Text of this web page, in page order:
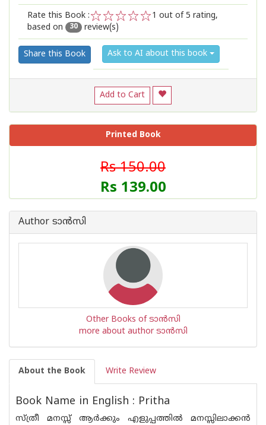
Rate this Book :
3
2
1
1 out of 5 rating,
based on
30 review(s)
Share this Book Ask to AI about this book
Add to Cart
Printed Book
Rs 150.00
Rs 139.00
Author ടാന്‍സി
Other Books of ടാന്‍സി
more about author ടാന്‍സി
About the Book Write Review
Book Name in English : Pritha
സ്ത്രീ മനസ്സ് ആര്‍ക്കും എളുപ്പത്തില്‍ മനസ്സിലാക്കന്‍